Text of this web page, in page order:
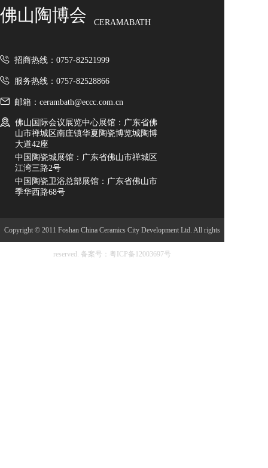
佛山陶博会 CERAMABATH
招商热线：0757-82521999
服务热线：0757-82528866
邮箱：cerambath@eccc.com.cn
佛山国际会议展览中心展馆：广东省佛
山市禅城区南庄镇华夏陶瓷博览城陶博
大道42座
中国陶瓷城展馆：广东省佛山市禅城区
江湾三路2号
中国陶瓷卫浴总部展馆：广东省佛山市
季华西路68号
Copyright © 2011 Foshan China Ceramics City Development Ltd. All rights
reserved. 备案号：粤ICP备12003697号